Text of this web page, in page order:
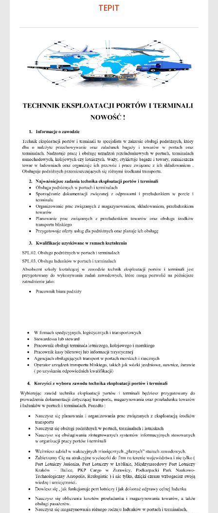
TEPIT